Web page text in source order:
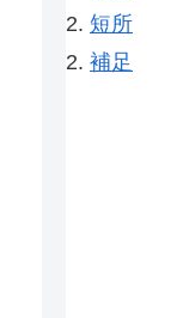
短所
補足